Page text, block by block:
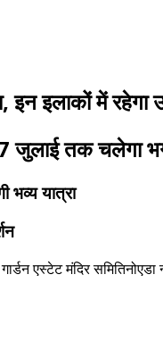
इलाकों में रहेगा
तक चलेगा
यात्रा
एस्टेट मंदिर समितिनोएडा